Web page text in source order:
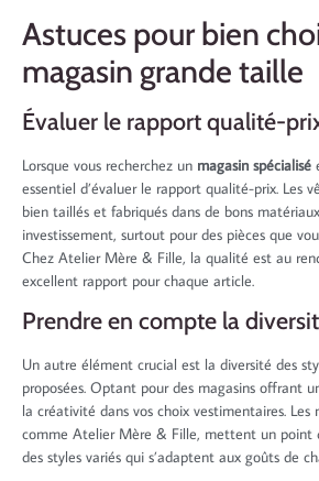
Astuces pour bien
magasin grande taille
Évaluer le rapport qualité-
Lorsque vous recherchez un magasin spécialisé
essentiel d’évaluer le rapport qualité-prix. Les
bien taillés et fabriqués dans de bons
investissement, surtout pour des pièces que
Chez Atelier Mère & Fille, la qualité est au
excellent rapport pour chaque article.
Prendre en compte la
Un autre élément crucial est la diversité des
proposées. Optant pour des magasins offrant
la créativité dans vos choix vestimentaires. Les
comme Atelier Mère & Fille, mettent un point
des styles variés qui s’adaptent aux goûts de